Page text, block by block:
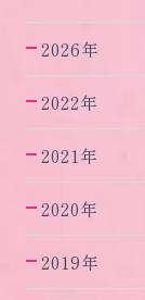
2026年
2022年
2021年
2020年
2019年